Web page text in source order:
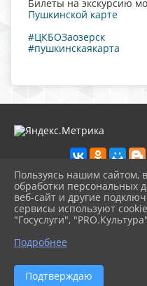
Билеты на экскурсию
Пушкинской карте
#ЦКБОЗаозерск
#пушкинскаякарта
2026 г. ckbozaozersk.ru
Вход
Карта сайта
Политика обработки
Сделано на KubCMS
Разработка и поддержка
Пользуясь нашим сайтом,
обработки персональных
веб-сайт и другие
сервисы используют
"Госуслуги",
Подробнее
Подтверждаю